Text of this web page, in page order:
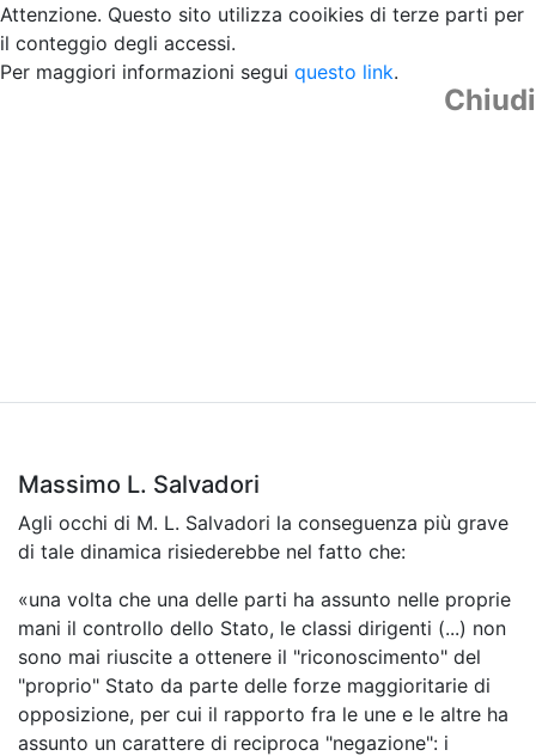
Attenzione. Questo sito utilizza cooikies di terze parti per
il conteggio degli accessi.
Per maggiori informazioni segui questo link.
Chiudi
Massimo L. Salvadori
Agli occhi di M. L. Salvadori la conseguenza più grave
di tale dinamica risiederebbe nel fatto che:
«una volta che una delle parti ha assunto nelle proprie
mani il controllo dello Stato, le classi dirigenti (...) non
sono mai riuscite a ottenere il "riconoscimento" del
"proprio" Stato da parte delle forze maggioritarie di
opposizione, per cui il rapporto fra le une e le altre ha
assunto un carattere di reciproca "negazione": i